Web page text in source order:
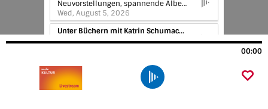
Neuvorstellungen, spannende Alben und aktuelle Strömungen der Folk- und Weltmusik.
Wed, August 5, 2026
Unter Büchern mit Katrin Schumacher | Bücher übers Abtauchen, den Ozean und das richtige Leben
Aktuelle Buchbesprechungen, Interviews mit Autoren, Neues vom deutschen und internationalen Buchmarkt und von Büchermenschen aus Sachsen, Sachsen-Anhalt und Thüringen … In „Unter Büchern“ taucht Literaturkritikerin Katrin Schumacher für MDR KULTUR jede Woche in die Welt der Bücher ein.
Sat, August 1, 2026
00:00